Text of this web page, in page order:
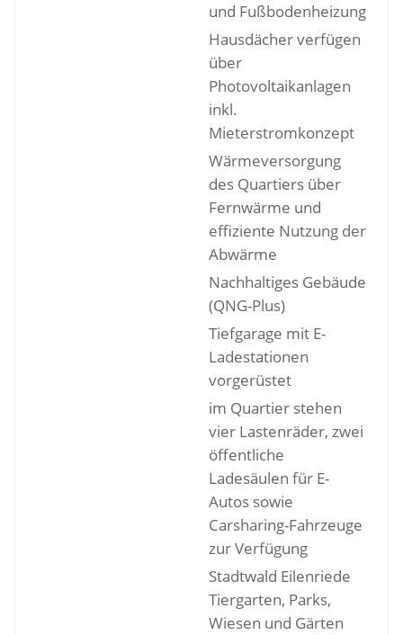
und Fußbodenheizung
Hausdächer verfügen
über
Photovoltaikanlagen
inkl.
Mieterstromkonzept
Wärmeversorgung
des Quartiers über
Fernwärme und
effiziente Nutzung der
Abwärme
Nachhaltiges Gebäude
(QNG-Plus)
Tiefgarage mit E-
Ladestationen
vorgerüstet
im Quartier stehen
vier Lastenräder, zwei
öffentliche
Ladesäulen für E-
Autos sowie
Carsharing-Fahrzeuge
zur Verfügung
Stadtwald Eilenriede
Tiergarten, Parks,
Wiesen und Gärten